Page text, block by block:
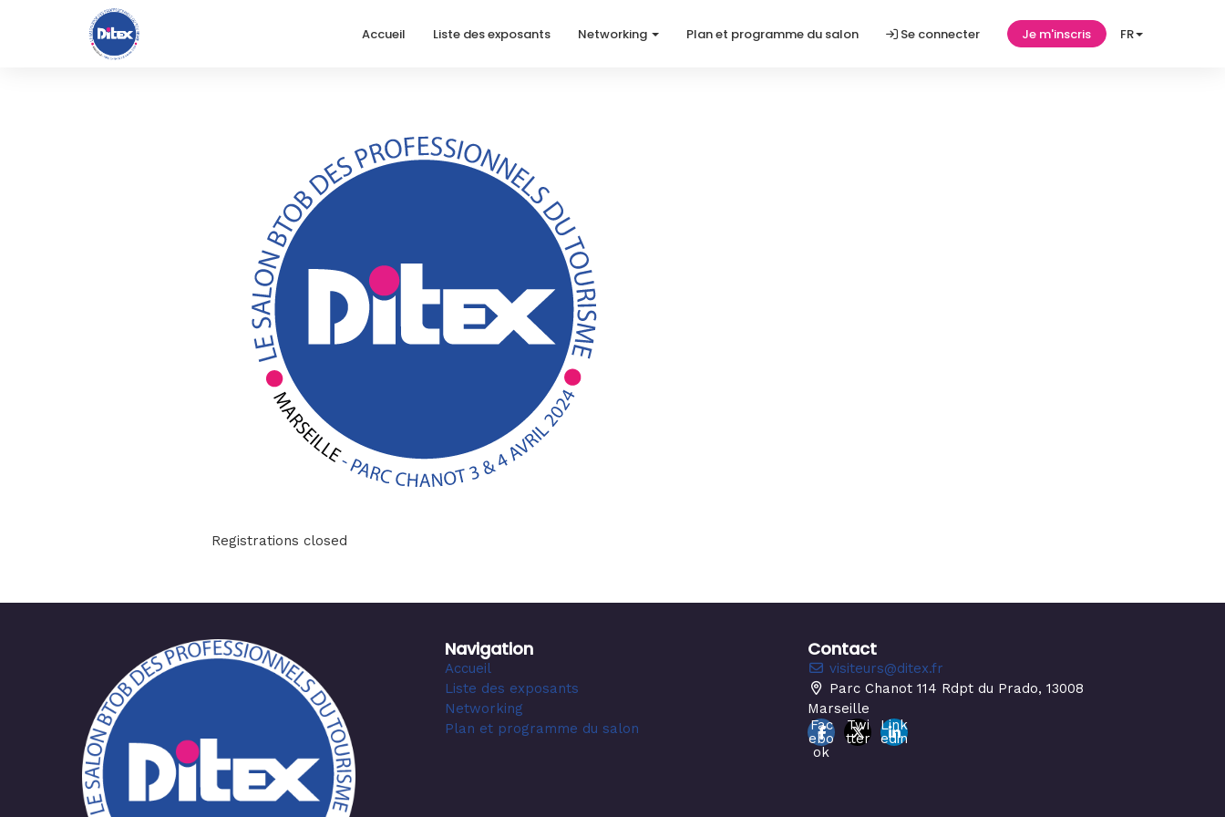
Accueil Liste des exposants Networking Plan et programme du salon Se connecter Je m'inscris FR
Registrations closed
Navigation
Accueil
Liste des exposants
Networking
Plan et programme du salon
Contact
visiteurs@ditex.fr
Parc Chanot 114 Rdpt du Prado, 13008
Marseille
Fac
ebo
ok
Twi
tter
Link
edin